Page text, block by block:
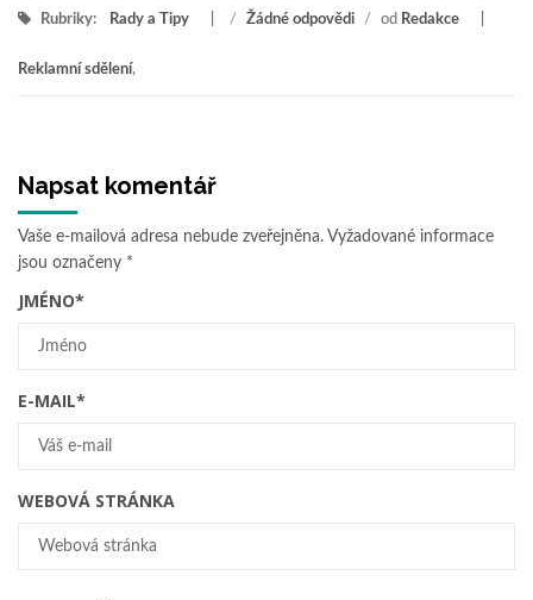
Rubriky: Rady a Tipy / Žádné odpovědi / od Redakce
Reklamní sdělení,
Napsat komentář
Vaše e-mailová adresa nebude zveřejněna. Vyžadované informace
jsou označeny *
JMÉNO*
E-MAIL*
WEBOVÁ STRÁNKA